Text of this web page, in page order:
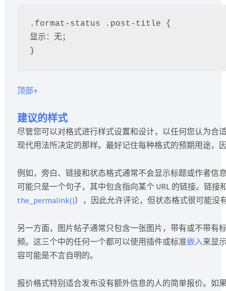
.format-status .post-title {
显示：无；
顶部↑
建议的样式
尽管您可以对格式进行样式设置和设计，以任何您认为合
现代用法所决定的那样。最好记住每种格式的预期用途，
例如，旁白、链接和状态格式通常不会显示标题或作者信
可能只是一个句子，其中包含指向某个 URL 的链接。链
the_permalink()），因此允许评论，但状态格式很可能没
另一方面，图片帖子通常只包含一张图片，带有或不带
频。这三个中的任何一个都可以使用插件或标准嵌入来显
容可能是不言自明的。
报价格式特别适合发布没有额外信息的人的简单报价。如